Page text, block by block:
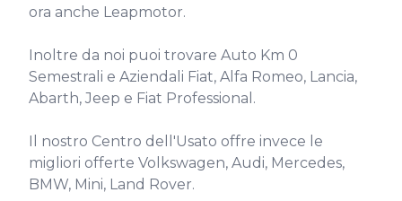
ora anche Leapmotor.
Inoltre da noi puoi trovare Auto Km 0
Semestrali e Aziendali Fiat, Alfa Romeo, Lancia,
Abarth, Jeep e Fiat Professional.
Il nostro Centro dell'Usato offre invece le
migliori offerte Volkswagen, Audi, Mercedes,
BMW, Mini, Land Rover.